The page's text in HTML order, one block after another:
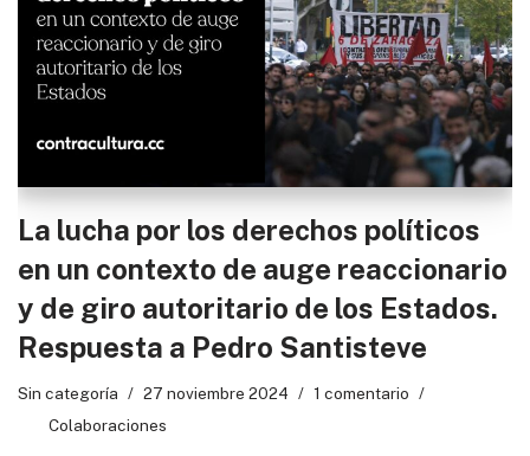
La lucha por los derechos políticos
en un contexto de auge reaccionario
y de giro autoritario de los Estados.
Respuesta a Pedro Santisteve
Sin categoría 27 noviembre 2024
1 comentario
Colaboraciones